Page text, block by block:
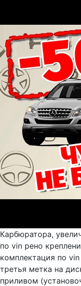
Карбюратора,
по vin рено
комплектация по
третья метка на
приливом